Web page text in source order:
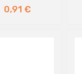
Prezzo
0,91 €